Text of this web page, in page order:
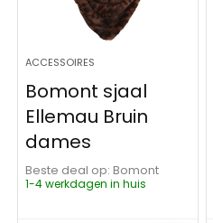
ACCESSOIRES
Bomont sjaal
Ellemau Bruin
dames
Beste deal op:
Bomont
1-4 werkdagen in huis